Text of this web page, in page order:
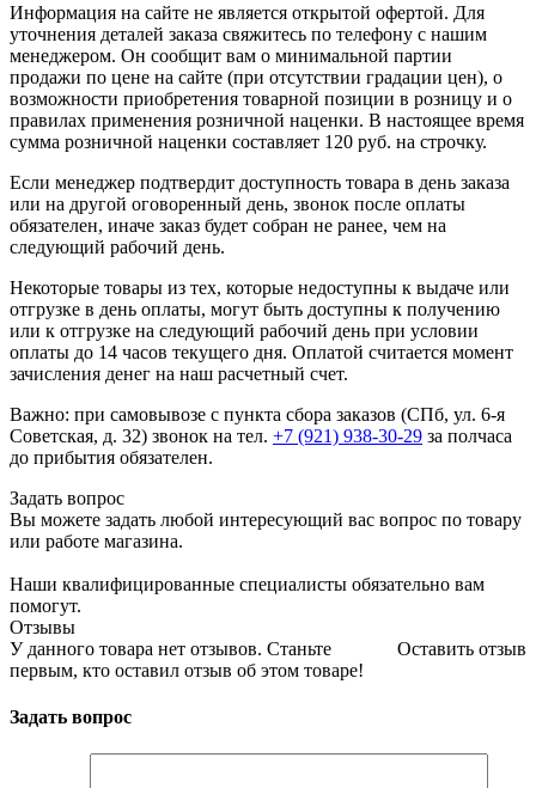
Информация на сайте не является открытой офертой. Для
уточнения деталей заказа свяжитесь по телефону с нашим
менеджером. Он сообщит вам о минимальной партии
продажи по цене на сайте (при отсутствии градации цен), о
возможности приобретения товарной позиции в розницу и о
правилах применения розничной наценки. В настоящее время
сумма розничной наценки составляет 120 руб. на строчку.
Если менеджер подтвердит доступность товара в день заказа
или на другой оговоренный день, звонок после оплаты
обязателен, иначе заказ будет собран не ранее, чем на
следующий рабочий день.
Некоторые товары из тех, которые недоступны к выдаче или
отгрузке в день оплаты, могут быть доступны к получению
или к отгрузке на следующий рабочий день при условии
оплаты до 14 часов текущего дня. Оплатой считается момент
зачисления денег на наш расчетный счет.
Важно: при самовывозе с пункта сборa заказов (СПб, ул. 6-я
Советская, д. 32) звонок на тел. +7 (921) 938-30-29 за полчаса
до прибытия обязателен.
Задать вопрос
Вы можете задать любой интересующий вас вопрос по товару
или работе магазина.
Наши квалифицированные специалисты обязательно вам
помогут.
Отзывы
Оставить отзыв
У данного товара нет отзывов. Станьте
первым, кто оставил отзыв об этом товаре!
Задать вопрос